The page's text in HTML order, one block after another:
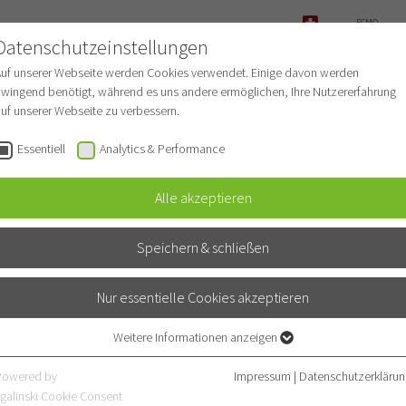
ECMO-
Patienten Für Ärzte
unserer Webseite werden Cookies verwendet. Einige davon werden
benötigt, während es uns andere ermöglichen, Ihre Nutzererfahrung
unserer Webseite zu verbessern.
Essentiell Analytics & Performance
Alle akzeptieren
Speichern & schließen
Nur essentielle Cookies akzeptieren
Essentielle Cookies werden für grundlegende Funktionen der Webseite
benötigt. Dadurch ist gewährleistet, dass die Webseite einwandfrei
Weitere Informationen anzeigen
by
Cookie Consent
Impressum |